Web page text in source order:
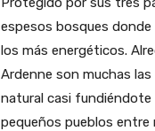
espesos bosques
los más energéticos.
Ardenne son muchas
natural casi fundiéndote
pequeños pueblos